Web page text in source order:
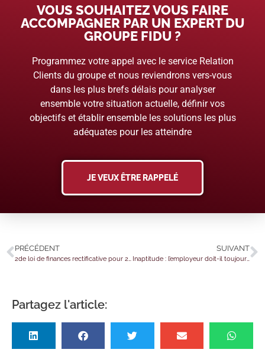
VOUS SOUHAITEZ VOUS FAIRE
ACCOMPAGNER PAR UN EXPERT DU
GROUPE FIDU ?
Programmez votre appel avec le service Relation
Clients du groupe et nous reviendrons vers-vous
dans les plus brefs délais pour analyser
ensemble votre situation actuelle, définir vos
objectifs et établir ensemble les solutions les plus
adéquates pour les atteindre
JE VEUX ÊTRE RAPPELÉ
PRÉCÉDENT SUIVANT
Inaptitude : l’employeur doit-il toujours consulter le CSE ?
Partagez l'article: